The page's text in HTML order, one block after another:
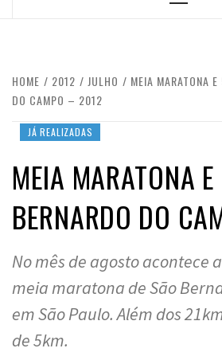
HOME 2012 JULHO
MEIA MARATONA
DO CAMPO – 2012
JÁ REALIZADAS
MEIA MARATONA
BERNARDO DO
No mês de agosto acontece
meia maratona de São
em São Paulo. Além dos
de 5km.